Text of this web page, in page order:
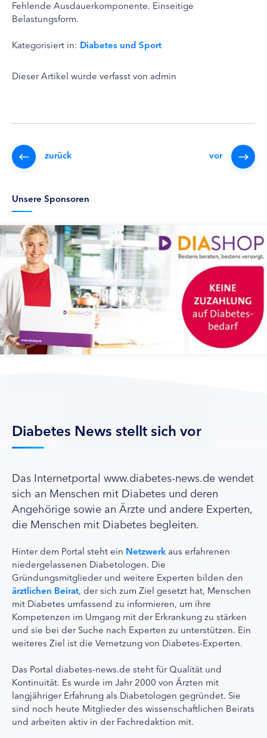
Fehlende Ausdauerkomponente. Einseitige
Belastungsform.
Kategorisiert in: Diabetes und Sport
Dieser Artikel wurde verfasst von admin
zurück vor
Unsere Sponsoren
Diabetes News stellt sich vor
Das Internetportal www.diabetes-news.de wendet
sich an Menschen mit Diabetes und deren
Angehörige sowie an Ärzte und andere Experten,
die Menschen mit Diabetes begleiten.
Hinter dem Portal steht ein Netzwerk aus erfahrenen
niedergelassenen Diabetologen. Die
Gründungsmitglieder und weitere Experten bilden den
ärztlichen Beirat, der sich zum Ziel gesetzt hat, Menschen
mit Diabetes umfassend zu informieren, um ihre
Kompetenzen im Umgang mit der Erkrankung zu stärken
und sie bei der Suche nach Experten zu unterstützen. Ein
weiteres Ziel ist die Vernetzung von Diabetes-Experten.
Das Portal diabetes-news.de steht für Qualität und
Kontinuität. Es wurde im Jahr 2000 von Ärzten mit
langjähriger Erfahrung als Diabetologen gegründet. Sie
sind noch heute Mitglieder des wissenschaftlichen Beirats
und arbeiten aktiv in der Fachredaktion mit.